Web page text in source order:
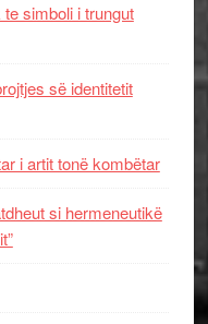
simboli i trungut
së identitetit
i artit tonë kombëtar
si hermeneutikë